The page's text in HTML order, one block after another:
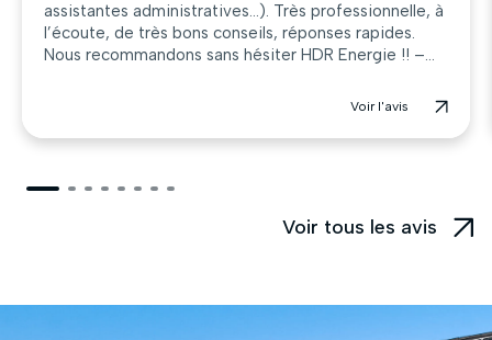
assistantes administratives…). Très professionnelle, à
l’écoute, de très bons conseils, réponses rapides.
Nous recommandons sans hésiter HDR Energie !! –...
Voir l'avis
Voir tous les avis